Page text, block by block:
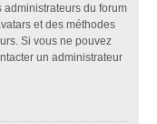
administrateurs du forum
et des méthodes
Si vous ne pouvez
un administrateur